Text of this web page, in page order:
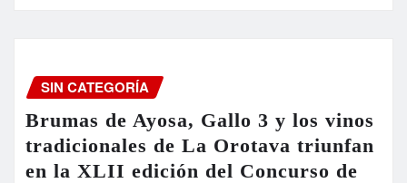
SIN CATEGORÍA
Brumas de Ayosa, Gallo 3 y los vinos
tradicionales de La Orotava triunfan
en la XLII edición del Concurso de